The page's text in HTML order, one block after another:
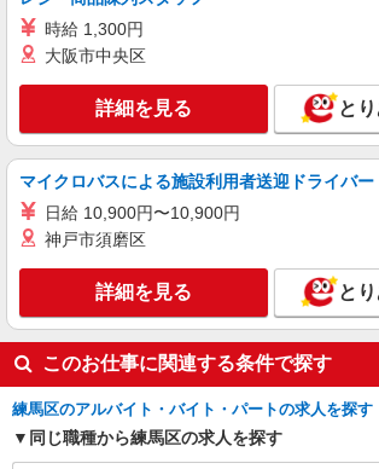
アルバイト パート
コンパスグループ・ジャパン株式会社 39498_p
調理補助【アルバイト・パ
時給1,300円以上 試用期間中 時給1,300円以上
分単位で別途支給します。
グランダ練馬 （東京都練
12）
キープ 詳
パート
コンパスグループ・ジャパン株式会社 39601_p
調理員【アルバイト・パー
時給1,400円以上 試用期間中 時給1,400円以上
(試用期間2ヶ月) 残業が発生した場合、残業代を1
分単位で別途支給します。
医療法人志匠会 練馬志
馬区土支田1丁目13番20号）
時給 1,300円
大阪市中央区
詳細を見る と
マイクロバスによる施設利用者送迎ドライバー
日給 10,900円〜10,900円
神戸市須磨区
詳細を見る と
このお仕事に関連する条件で探す
練馬区のアルバイト・バイト・パートの求人を探す
同じ職種から練馬区の求人を探す